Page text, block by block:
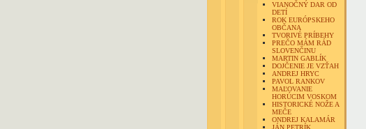
VIANOČNÝ DAR OD
DETÍ
ROK EURÓPSKEHO
OBČANA
TVORIVÉ PRÍBEHY
PREČO MÁM RÁD
SLOVENČINU
MARTIN GABLÍK
DOJČENIE JE VZŤAH
ANDREJ HRYC
PAVOL RANKOV
MAĽOVANIE
HORÚCIM VOSKOM
HISTORICKÉ NOŽE A
MEČE
ONDREJ KALAMÁR
JÁN PETRÍK